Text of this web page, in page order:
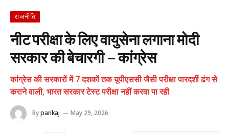
राजनीति
नीट परीक्षा के लिए वायुसेना लगाना मोदी
सरकार की बेचारगी – कांग्रेस
कांग्रेस की सरकारों में 7 दशकों तक यूपीएससी जैसी परीक्षा पारदर्शी ढंग से
कराने वाली, भारत सरकार टेस्ट परीक्षा नहीं करवा पा रही
Bypankaj May 29, 2026